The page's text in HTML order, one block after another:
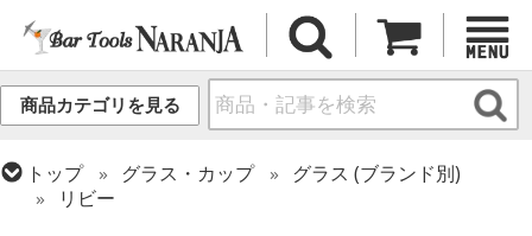
商品カテゴリを見る
トップ グラス・カップ
グラス (ブランド別)
リビー